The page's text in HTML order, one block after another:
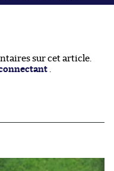
sur cet article.